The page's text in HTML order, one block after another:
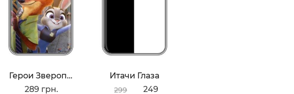
Герои Зверополис
289 грн.
Итачи Глаза
299
249